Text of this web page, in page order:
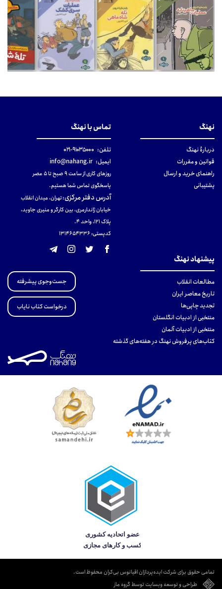
نهنگ
دربارهٔ نهنگ
قوانین و مقررات
راهنمای خرید و ارسال
پشتیبانی
تماس با نهنگ
تلفن: ۹۱۰۳۵۰۰۰-۰۲۱
ایمیل: info@nahang.ir
روزهای کاری از ساعت ۹ صبح تا ۵ عصر
پاسخگوی تماس شما هستیم.
آدرس دفتر مرکزی:تهران، میدان انقلاب
خیابان ژاندارمری، بین کارگر و منیری جاوید،
پلاک 121، واحد ۴.
کدپستی: 131465433۶
پیشنهاد نهنگ
مطالعات انقلاب
تاریخ معاصر ایران
تجدید چاپی‌ها
منتخبی از ادبیات انگلستان
منتخبی از ادبیات آلمان
کتاب‌های پرفروش نهنگ در هفته‌های گذشته
جست‌وجوی پیشرفته
درخواست کتاب نایاب
تمامی حقوق برای شرکت ایده‌پردازان اقیانوس بی‌کران محفوظ است.
طراحی و توسعه وبسایت توسط گروه ماز